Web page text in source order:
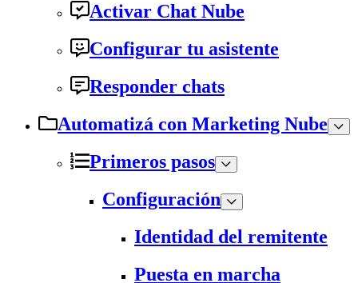
Activar Chat Nube
Configurar tu asistente
Responder chats
Automatizá con Marketing Nube
Primeros pasos
Configuración
Identidad del remitente
Puesta en marcha